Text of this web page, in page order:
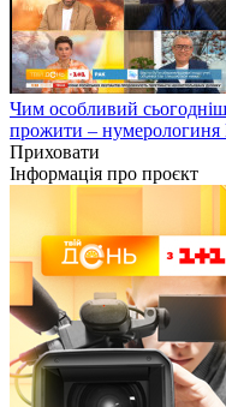
Чим особливий
прожити –
Приховати
Інформація про проєкт